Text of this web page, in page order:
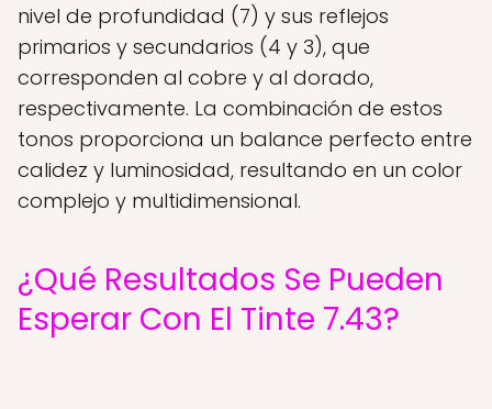
nivel de profundidad (7) y sus reflejos
primarios y secundarios (4 y 3), que
corresponden al cobre y al dorado,
respectivamente. La combinación de estos
tonos proporciona un balance perfecto entre
calidez y luminosidad, resultando en un color
complejo y multidimensional.
¿Qué Resultados Se Pueden
Esperar Con El Tinte 7.43?